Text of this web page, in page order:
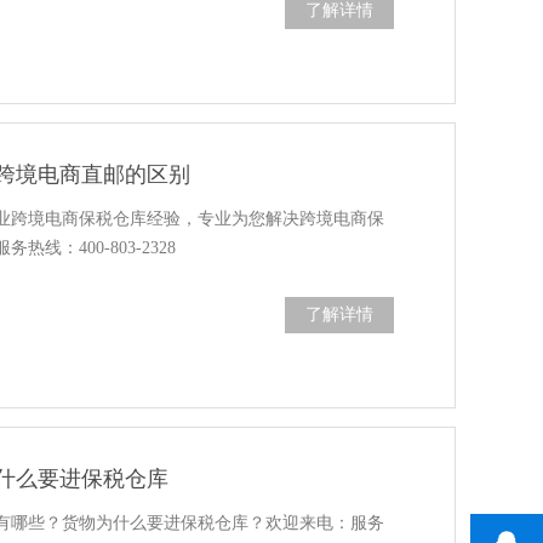
了解详情
境电商直邮的区别
跨境电商保税仓库经验，专业为您解决跨境电商保
热线：400-803-2328
了解详情
么要进保税仓库
哪些？货物为什么要进保税仓库？欢迎来电：服务